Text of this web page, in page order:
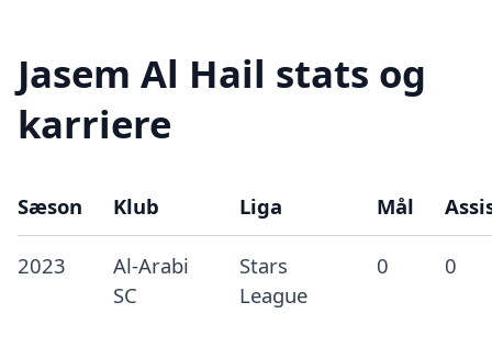
Jasem Al Hail stats og
karriere
Sæson Klub Liga Mål
2023
Al-Arabi
SC
Stars
League
0 0